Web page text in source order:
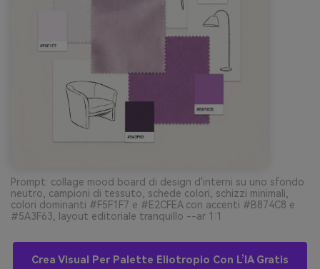
Prompt: collage mood board di design d'interni su uno sfondo
neutro, campioni di tessuto, schede colori, schizzi minimali,
colori dominanti #F5F1F7 e #E2CFEA con accenti #B874C8 e
#5A3F63, layout editoriale tranquillo --ar 1:1
Crea Visual Per Palette Eliotropio Con L’IA Gratis